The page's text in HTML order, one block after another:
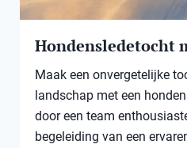
Hondensledetocht
Maak een onvergetelijke
landschap met een
door een team
begeleiding van een